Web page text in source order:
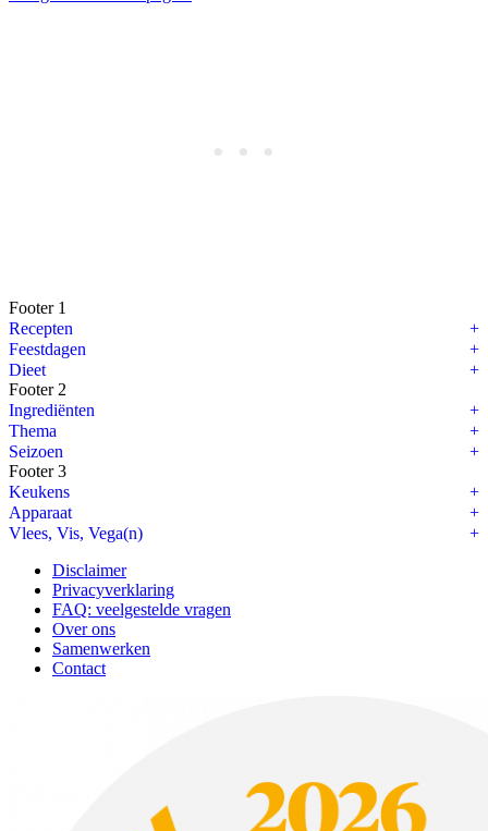
Footer 1
Recepten
Feestdagen
Dieet
Footer 2
Ingrediënten
Thema
Seizoen
Footer 3
Keukens
Apparaat
Vlees, Vis, Vega(n)
Disclaimer
Privacyverklaring
FAQ: veelgestelde vragen
Over ons
Samenwerken
Contact